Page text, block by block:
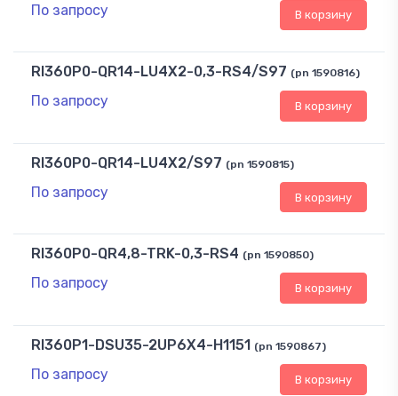
По запросу В корзину
RI360P0-QR14-LU4X2-0,3-RS4/S97 (pn 1590816)
По запросу В корзину
RI360P0-QR14-LU4X2/S97 (pn 1590815)
По запросу В корзину
RI360P0-QR4,8-TRK-0,3-RS4 (pn 1590850)
По запросу В корзину
RI360P1-DSU35-2UP6X4-H1151 (pn 1590867)
По запросу В корзину